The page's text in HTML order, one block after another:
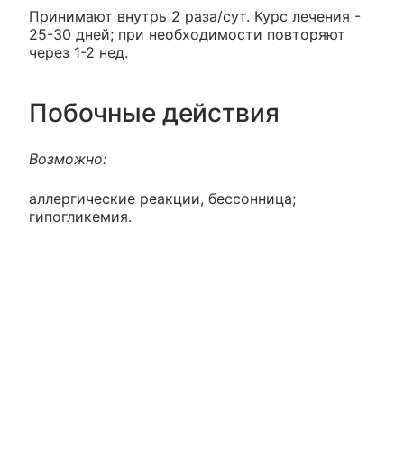
Принимают внутрь 2 раза/сут. Курс лечения -
25-30 дней; при необходимости повторяют
через 1-2 нед.
Побочные действия
Возможно:
аллергические реакции, бессонница;
гипогликемия.